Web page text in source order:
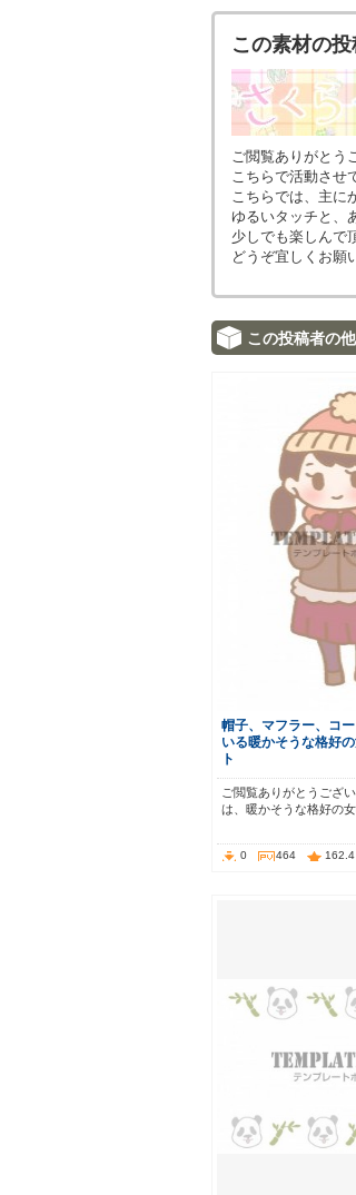
この素材の投
ご閲覧ありがとう
こちらで活動させ
こちらでは、主に
ゆるいタッチと、
少しでも楽しんで
どうぞ宜しくお願
この投稿者の
帽子、マフラー、コ
いる暖かそうな格好
ト
ご閲覧ありがとうござ
は、暖かそうな格好の
0 464 162.4